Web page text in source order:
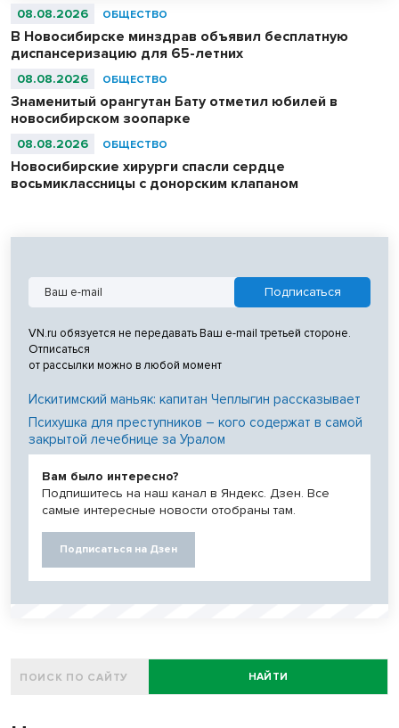
08.08.2026 ОБЩЕСТВО
В Новосибирске минздрав объявил бесплатную
диспансеризацию для 65-летних
08.08.2026 ОБЩЕСТВО
Знаменитый орангутан Бату отметил юбилей в
новосибирском зоопарке
08.08.2026 ОБЩЕСТВО
Новосибирские хирурги спасли сердце
восьмиклассницы с донорским клапаном
VN.ru обязуется не передавать Ваш e-mail третьей стороне.
Отписаться
от рассылки можно в любой момент
Искитимский маньяк: капитан Чеплыгин рассказывает
Психушка для преступников – кого содержат в самой
закрытой лечебнице за Уралом
Вам было интересно?
Подпишитесь на наш канал в Яндекс. Дзен. Все
самые интересные новости отобраны там.
Подписаться на Дзен
НАЙТИ